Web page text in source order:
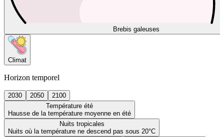
Brebis galeuses
Climat
Horizon temporel
2030 2050
2100
Température été
Hausse de la température moyenne en été
Nuits tropicales
Nuits où la température ne descend pas sous 20°C